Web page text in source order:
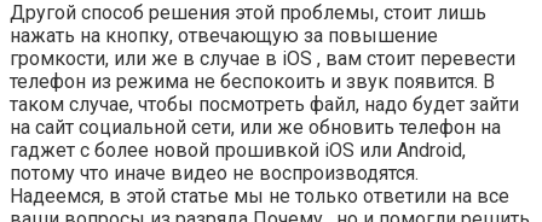
Другой способ решения этой проблемы, стоит лишь
нажать на кнопку, отвечающую за повышение
громкости, или же в случае в iOS , вам стоит перевести
телефон из режима не беспокоить и звук появится. В
таком случае, чтобы посмотреть файл, надо будет зайти
на сайт социальной сети, или же обновить телефон на
гаджет с более новой прошивкой iOS или Android,
потому что иначе видео не воспроизводятся.
Надеемся, в этой статье мы не только ответили на все